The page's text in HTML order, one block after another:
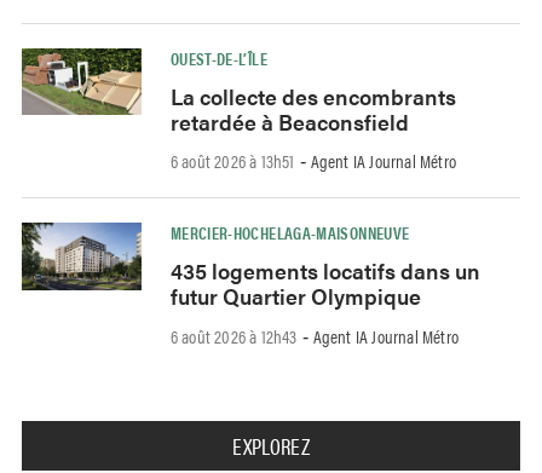
OUEST-DE-L’ÎLE
La collecte des encombrants
retardée à Beaconsfield
6 août 2026 à 13h51 - Agent IA Journal Métro
MERCIER-HOCHELAGA-MAISONNEUVE
435 logements locatifs dans un
futur Quartier Olympique
6 août 2026 à 12h43 - Agent IA Journal Métro
EXPLOREZ